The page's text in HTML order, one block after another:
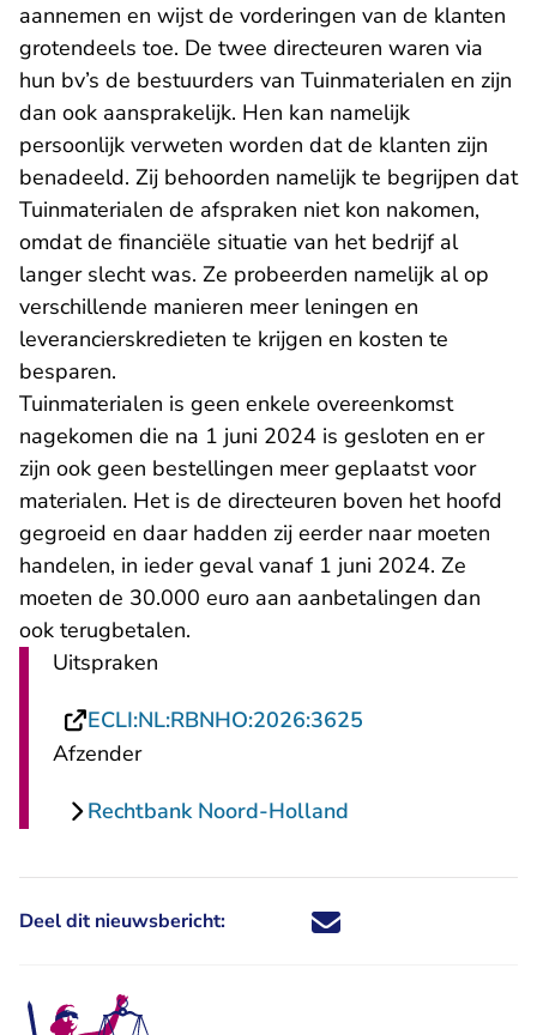
aannemen en wijst de vorderingen van de klanten
grotendeels toe. De twee directeuren waren via
hun bv’s de bestuurders van Tuinmaterialen en zijn
dan ook aansprakelijk. Hen kan namelijk
persoonlijk verweten worden dat de klanten zijn
benadeeld. Zij behoorden namelijk te begrijpen dat
Tuinmaterialen de afspraken niet kon nakomen,
omdat de financiële situatie van het bedrijf al
langer slecht was. Ze probeerden namelijk al op
verschillende manieren meer leningen en
leverancierskredieten te krijgen en kosten te
besparen.
Tuinmaterialen is geen enkele overeenkomst
nagekomen die na 1 juni 2024 is gesloten en er
zijn ook geen bestellingen meer geplaatst voor
materialen. Het is de directeuren boven het hoofd
gegroeid en daar hadden zij eerder naar moeten
handelen, in ieder geval vanaf 1 juni 2024. Ze
moeten de 30.000 euro aan aanbetalingen dan
ook terugbetalen.
Uitspraken
ECLI:NL:RBNHO:2026:3625
Afzender
Rechtbank Noord-Holland
Deel dit nieuwsbericht: Deel dit nieuwsbericht via X -
Deel dit nieuwsbericht via
Deel dit nieuwsbericht
Deel dit